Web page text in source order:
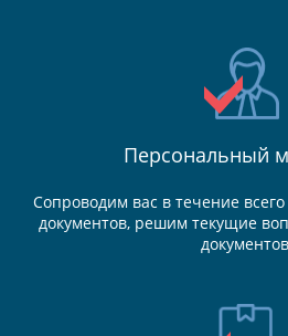
Персональный
Сопроводим вас в течение
документов, решим текущие